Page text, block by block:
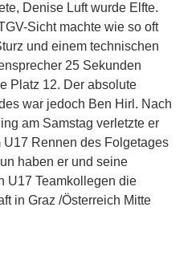
Denise Luft wurde Elfte.
Sicht machte wie so oft
und einem technischen
25 Sekunden
Platz 12. Der absolute
war jedoch Ben Hirl. Nach
am Samstag verletzte er
U17 Rennen des Folgetages
haben er und seine
U17 Teamkollegen die
in Graz /Österreich Mitte